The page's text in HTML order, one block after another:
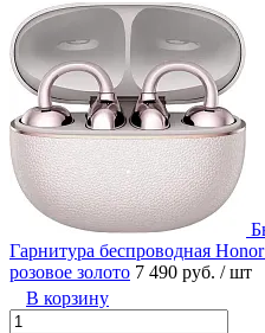
Гарнитура беспроводная
розовое золото 7 490 руб. / шт
В корзину